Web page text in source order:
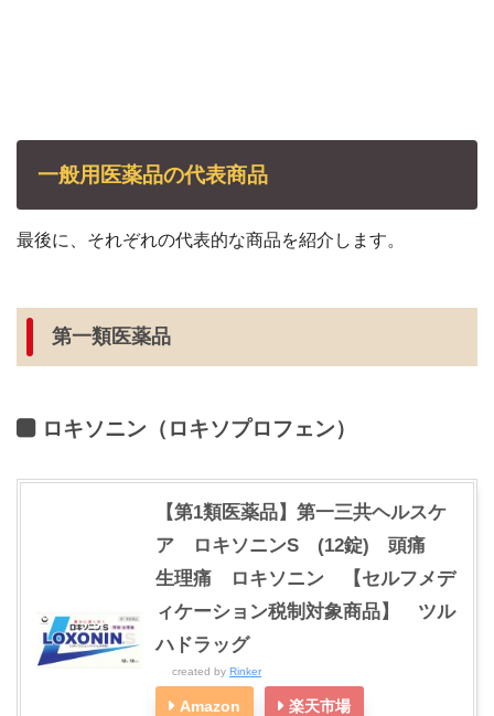
一般用医薬品の代表商品
最後に、それぞれの代表的な商品を紹介します。
第一類医薬品
ロキソニン（ロキソプロフェン）
【第1類医薬品】第一三共ヘルスケ
ア ロキソニンS (12錠) 頭痛
生理痛 ロキソニン 【セルフメデ
ィケーション税制対象商品】 ツル
ハドラッグ
created by Rinker
Amazon 楽天市場